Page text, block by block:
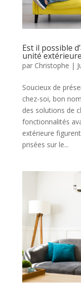
Est il possible
unité
par Christophe |
Soucieux de
chez-soi, bon
des solutions de
fonctionnalités
extérieure
prisées sur le...